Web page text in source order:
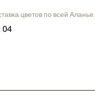
цветов по всей Аланье.
04